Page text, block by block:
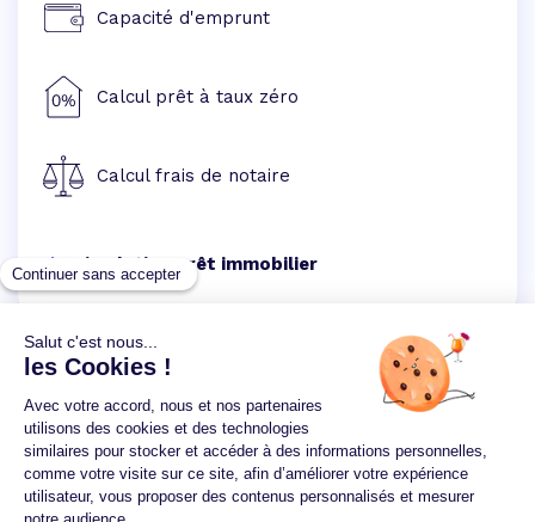
Capacité d'emprunt
Calcul prêt à taux zéro
Calcul frais de notaire
Simulation prêt immobilier
Un crédit vous engage et doit être remboursé.
Vérifiez vos capacités de remboursement avant de
vous engager.